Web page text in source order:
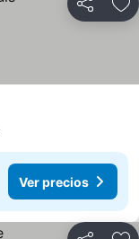
Compartir
Ver precios